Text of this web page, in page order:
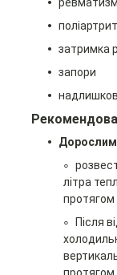
ревматизм
поліартрит
затримка
запори
Дорослим
літра
протягом
Після